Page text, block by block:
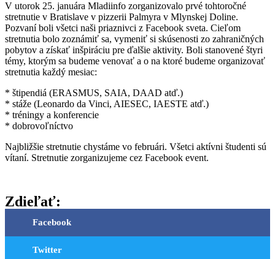
V utorok 25. januára Mladiinfo zorganizovalo prvé tohtoročné
stretnutie v Bratislave v pizzerii Palmyra v Mlynskej Doline.
Pozvaní boli všetci naši priaznivci z Facebook sveta. Cieľom
stretnutia bolo zoznámiť sa, vymeniť si skúsenosti zo zahraničných
pobytov a získať inšpiráciu pre ďalšie aktivity. Boli stanovené štyri
témy, ktorým sa budeme venovať a o na ktoré budeme organizovať
stretnutia každý mesiac:
* štipendiá (ERASMUS, SAIA, DAAD atď.)
* stáže (Leonardo da Vinci, AIESEC, IAESTE atď.)
* tréningy a konferencie
* dobrovoľníctvo
Najbližšie stretnutie chystáme vo februári. Všetci aktívni študenti sú
vítaní. Stretnutie zorganizujeme cez Facebook event.
Zdieľať:
Facebook
Twitter